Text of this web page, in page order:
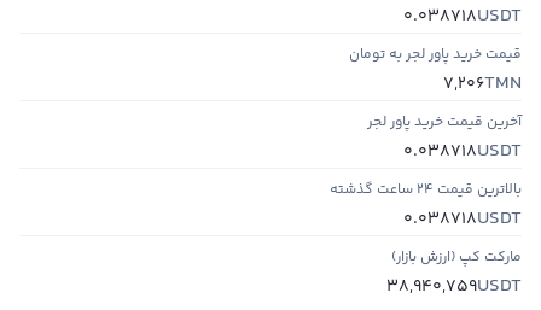
USDT
0.038718
قیمت خرید پاور لجر به تومان
TMN
7,206
آخرین قیمت خرید پاور لجر
USDT
0.038718
بالاترین قیمت ۲۴ ساعت گذشته
USDT
0.038718
مارکت کپ (ارزش بازار)
USDT
38,940,759